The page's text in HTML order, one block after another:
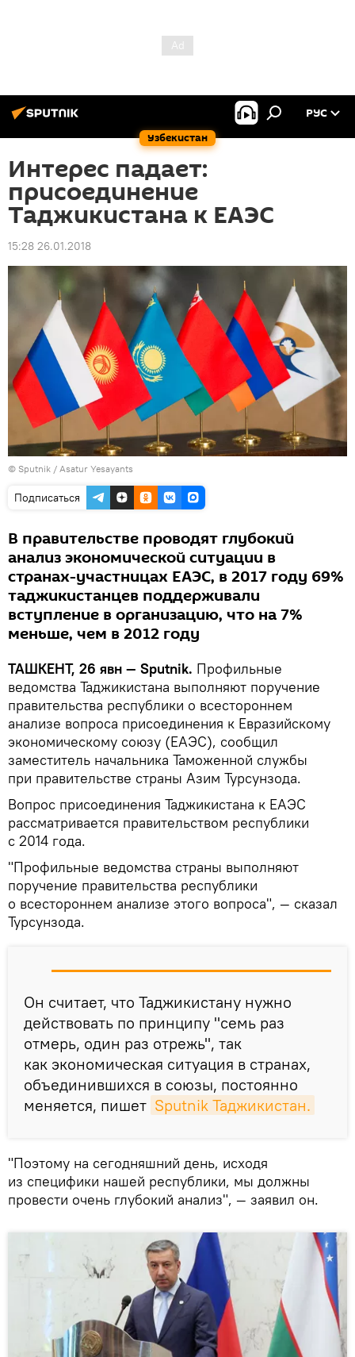
Узбекистан
РУС
Интерес падает:
присоединение
Таджикистана к ЕАЭС
15:28 26.01.2018
© Sputnik / Asatur Yesayants
Подписаться
В правительстве проводят глубокий
анализ экономической ситуации в
странах-участницах ЕАЭС, в 2017 году 69%
таджикистанцев поддерживали
вступление в организацию, что на 7%
меньше, чем в 2012 году
ТАШКЕНТ, 26 явн — Sputnik. Профильные
ведомства Таджикистана выполняют поручение
правительства республики о всестороннем
анализе вопроса присоединения к Евразийскому
экономическому союзу (ЕАЭС), сообщил
заместитель начальника Таможенной службы
при правительстве страны Азим Турсунзода.
Вопрос присоединения Таджикистана к ЕАЭС
рассматривается правительством республики
с 2014 года.
"Профильные ведомства страны выполняют
поручение правительства республики
о всестороннем анализе этого вопроса", — сказал
Турсунзода.
Он считает, что Таджикистану нужно
действовать по принципу "семь раз
отмерь, один раз отрежь", так
как экономическая ситуация в странах,
объединившихся в союзы, постоянно
меняется, пишет Sputnik Таджикистан.
"Поэтому на сегодняшний день, исходя
из специфики нашей республики, мы должны
провести очень глубокий анализ", — заявил он.